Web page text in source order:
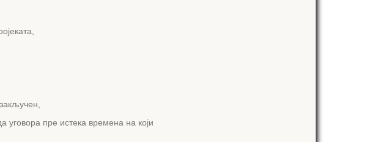
уговора пре истека времена на који